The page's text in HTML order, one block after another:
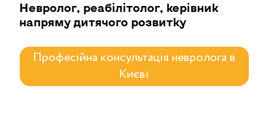
Невролог, реабілітолог, керівник
напряму дитячого розвитку
Професійна консультація невролога в
Києві